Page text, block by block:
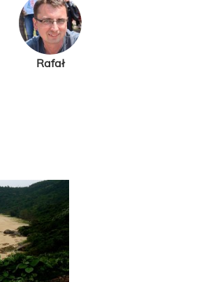
Rafał